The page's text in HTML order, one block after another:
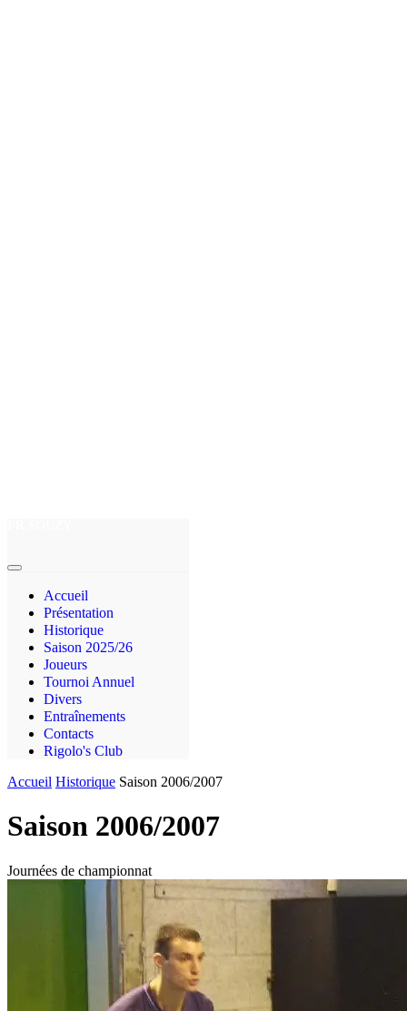
Accueil
Présentation
Historique
Saison 2025/26
Joueurs
Tournoi Annuel
Divers
Entraînements
Contacts
Rigolo's Club
Accueil Historique Saison 2006/2007
Saison 2006/2007
Journées de championnat